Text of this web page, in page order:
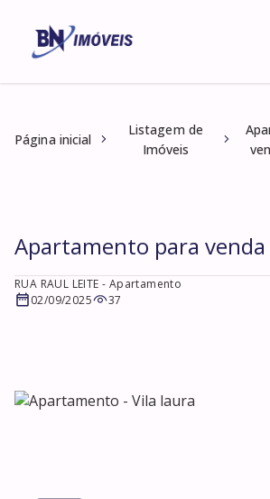
Página inicial
Listagem de
Imóveis
Apartamento para venda
RUA RAUL LEITE - Apartamento
02/09/2025
37